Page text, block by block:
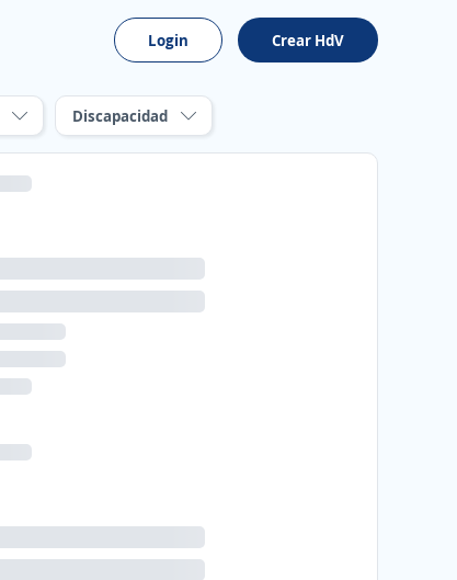
Login Crear HdV
Discapacidad